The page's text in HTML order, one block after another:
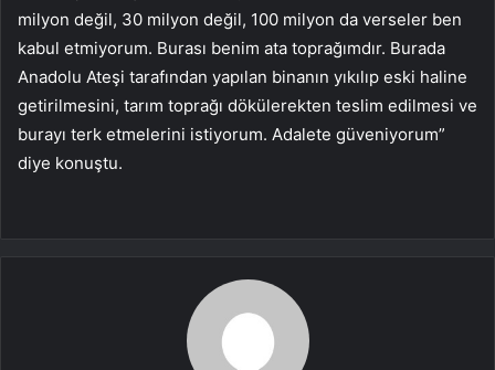
milyon değil, 30 milyon değil, 100 milyon da verseler ben
kabul etmiyorum. Burası benim ata toprağımdır. Burada
Anadolu Ateşi tarafından yapılan binanın yıkılıp eski haline
getirilmesini, tarım toprağı dökülerekten teslim edilmesi ve
burayı terk etmelerini istiyorum. Adalete güveniyorum”
diye konuştu.